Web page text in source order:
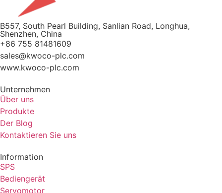
B557, South Pearl Building, Sanlian Road, Longhua,
Shenzhen, China
+86 755 81481609
sales@kwoco-plc.com
www.kwoco-plc.com
Unternehmen
Über uns
Produkte
Der Blog
Kontaktieren Sie uns
Information
SPS
Bediengerät
Servomotor